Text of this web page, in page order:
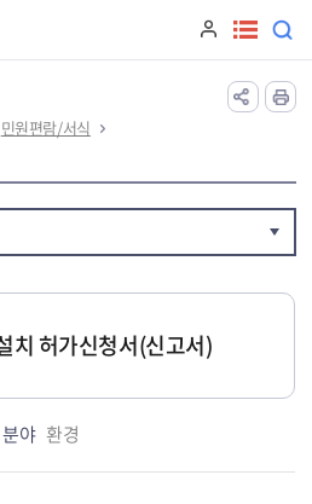
민원편람/서식
치 허가신청서(신고서)
분야 환경